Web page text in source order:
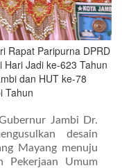
Rapat Paripurna DPRD
Jadi ke-623 Tahun
dan HUT ke-78
Tahun
Jambi Dr.
desain
Mayang menuju
Pekerjaan Umum